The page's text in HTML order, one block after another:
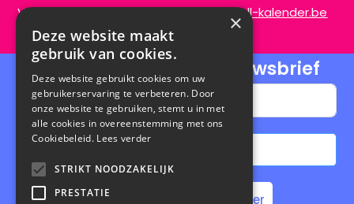
Vragen of opmerkingen?info@de-scroll-kalender.be
Schrijf je in voor onze nieuwsbrief
Home Steun de Scroll Kalender
×
Deze website maakt
gebruik van cookies.
Deze website gebruikt cookies om uw
gebruikerservaring te verbeteren. Door
onze website te gebruiken, stemt u in met
alle cookies in overeenstemming met ons
Cookiebeleid. Lees verder
STRIKT NOODZAKELIJK
PRESTATIE